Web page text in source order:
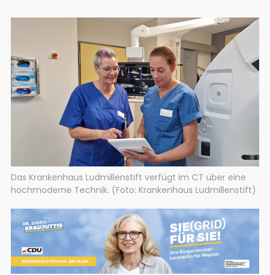
Das Krankenhaus Ludmillenstift verfügt im CT über eine
hochmoderne Technik. (Foto: Krankenhaus Ludmillenstift)